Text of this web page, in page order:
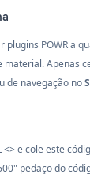
plugins POWR a
material. Apenas
de navegação no
e cole este
pedaço do